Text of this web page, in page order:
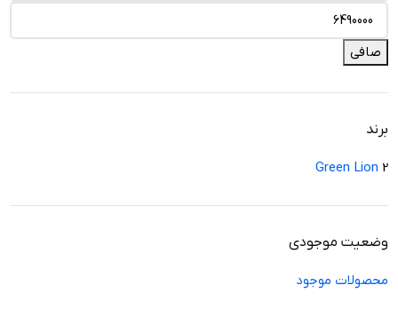
صافی
برند
Green Lion 2
وضعیت موجودی
محصولات موجود